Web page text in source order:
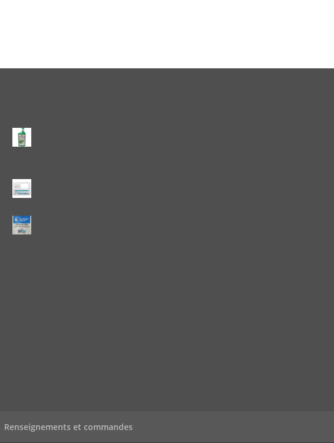
Renseignements et commandes